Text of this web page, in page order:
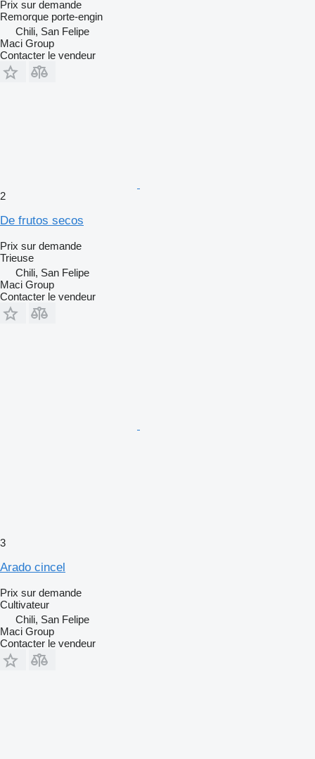
Prix sur demande
Remorque porte-engin
Chili, San Felipe
Maci Group
Contacter le vendeur
2
De frutos secos
Prix sur demande
Trieuse
Chili, San Felipe
Maci Group
Contacter le vendeur
3
Arado cincel
Prix sur demande
Cultivateur
Chili, San Felipe
Maci Group
Contacter le vendeur